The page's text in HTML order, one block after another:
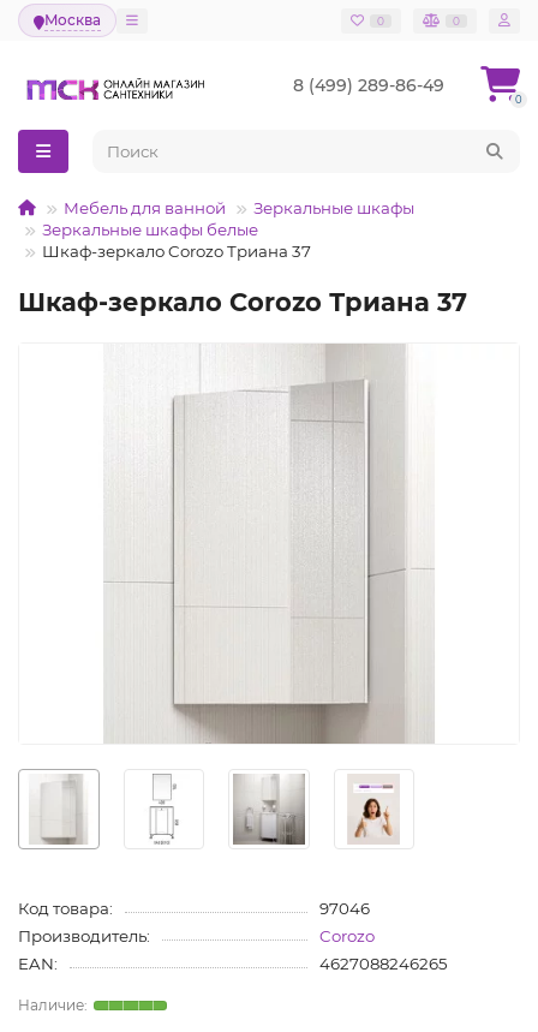
Москва 0 0
8 (499) 289-86-49
0
Мебель для ванной
Зеркальные шкафы
Зеркальные шкафы белые
Шкаф-зеркало Corozo Триана 37
Шкаф-зеркало Corozo Триана 37
Код товара:
97046
Производитель:
Corozo
EAN:
4627088246265